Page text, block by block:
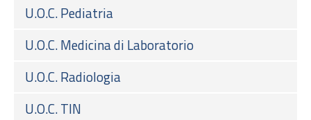
U.O.C. Pediatria
U.O.C. Medicina di Laboratorio
U.O.C. Radiologia
U.O.C. TIN